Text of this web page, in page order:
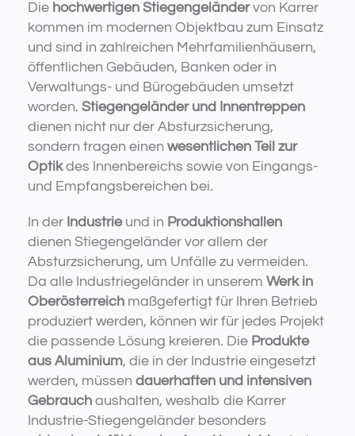
Die hochwertigen Stiegengeländervon Karrer
kommen im modernen Objektbau zum Einsatz
und sind in zahlreichen Mehrfamilienhäusern,
öffentlichen Gebäuden, Banken oder in
Verwaltungs- und Bürogebäuden umsetzt
worden. Stiegengeländer und Innentreppen
dienen nicht nur der Absturzsicherung,
sondern tragen einen wesentlichen Teil zur
Optikdes Innenbereichs sowie von Eingangs-
und Empfangsbereichen bei.
In der Industrieund in Produktionshallen
dienen Stiegengeländer vor allem der
Absturzsicherung, um Unfälle zu vermeiden.
Da alle Industriegeländer in unserem Werk in
Oberösterreich maßgefertigt für Ihren Betrieb
produziert werden, können wir für jedes Projekt
die passende Lösung kreieren. Die Produkte
aus Aluminium, die in der Industrie eingesetzt
werden, müssen dauerhaften und intensiven
Gebrauch aushalten, weshalb die Karrer
Industrie-Stiegengeländer besonders